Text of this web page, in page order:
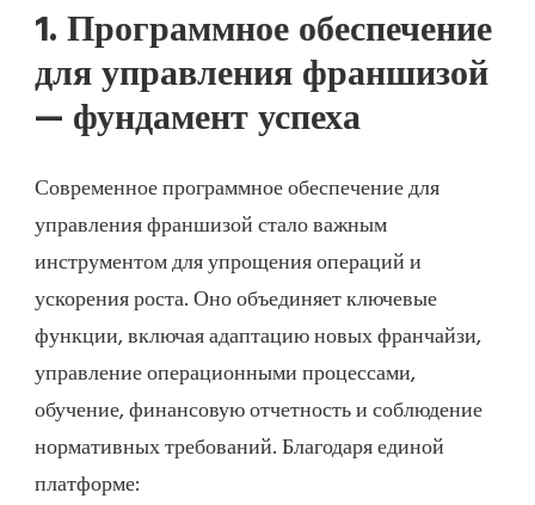
1. Программное обеспечение
для управления франшизой
— фундамент успеха
Современное программное обеспечение для
управления франшизой стало важным
инструментом для упрощения операций и
ускорения роста. Оно объединяет ключевые
функции, включая адаптацию новых франчайзи,
управление операционными процессами,
обучение, финансовую отчетность и соблюдение
нормативных требований. Благодаря единой
платформе: